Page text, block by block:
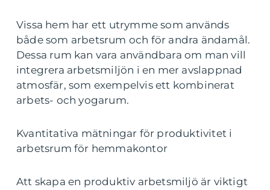
Vissa hem har ett utrymme som används
både som arbetsrum och för andra ändamål.
Dessa rum kan vara användbara om man vill
integrera arbetsmiljön i en mer avslappnad
atmosfär, som exempelvis ett kombinerat
arbets- och yogarum.
Kvantitativa mätningar för produktivitet i
arbetsrum för hemmakontor
Att skapa en produktiv arbetsmiljö är viktigt